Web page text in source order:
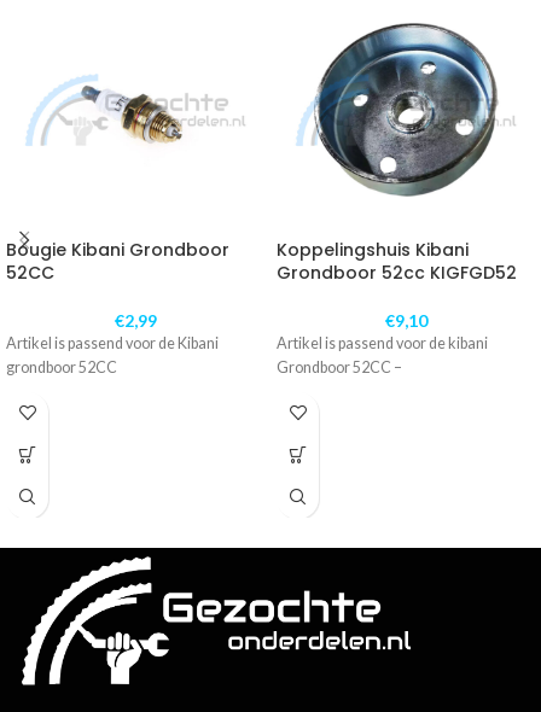
Bougie Kibani Grondboor
52CC
€2,99
Artikel is passend voor de Kibani
grondboor 52CC
Koppelingshuis Kibani
Grondboor 52cc KIGFGD52
€9,10
Artikel is passend voor de kibani
Grondboor 52CC –